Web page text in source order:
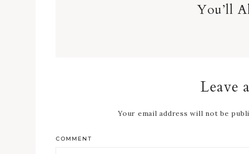
You’ll
Leave
Your email address will not be
COMMENT